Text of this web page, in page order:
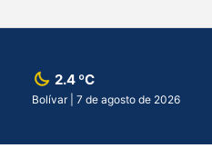
2.4 ºC
Bolívar | 7 de agosto de 2026